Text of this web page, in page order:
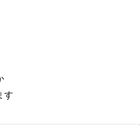
す